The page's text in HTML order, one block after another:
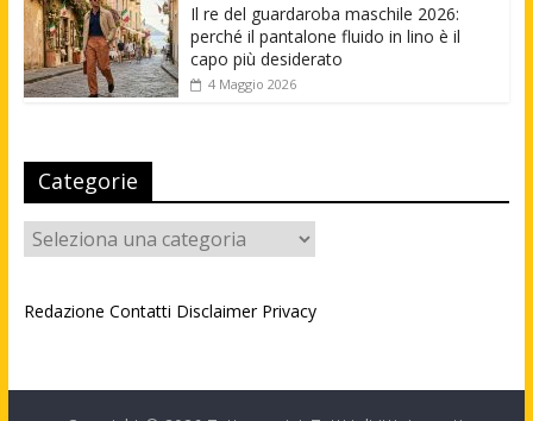
Il re del guardaroba maschile 2026:
perché il pantalone fluido in lino è il
capo più desiderato
4 Maggio 2026
Categorie
Categorie
Redazione Contatti Disclaimer Privacy